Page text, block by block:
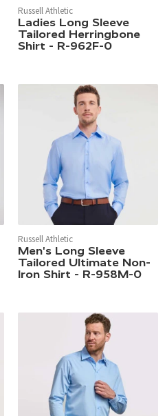
Russell Athletic
Ladies Long Sleeve
Tailored Herringbone
Shirt - R-962F-0
Russell Athletic
Men's Long Sleeve
Tailored Ultimate Non-
Iron Shirt - R-958M-0